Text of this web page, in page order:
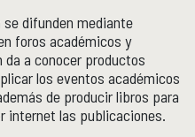
difunden mediante
foros académicos y
a conocer productos
los eventos académicos
de producir libros para
internet las publicaciones.